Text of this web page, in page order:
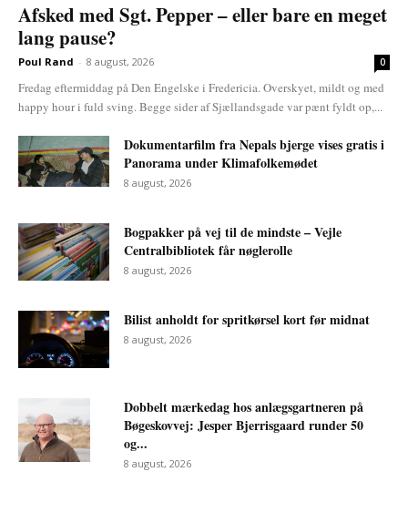
Afsked med Sgt. Pepper – eller bare en meget
lang pause?
Poul Rand - 8 august, 2026 0
Fredag eftermiddag på Den Engelske i Fredericia. Overskyet, mildt og med
happy hour i fuld sving. Begge sider af Sjællandsgade var pænt fyldt op,...
Dokumentarfilm fra Nepals bjerge vises gratis i
Panorama under Klimafolkemødet
8 august, 2026
Bogpakker på vej til de mindste – Vejle
Centralbibliotek får nøglerolle
8 august, 2026
Bilist anholdt for spritkørsel kort før midnat
8 august, 2026
Dobbelt mærkedag hos anlægsgartneren på
Bøgeskovvej: Jesper Bjerrisgaard runder 50
og...
8 august, 2026